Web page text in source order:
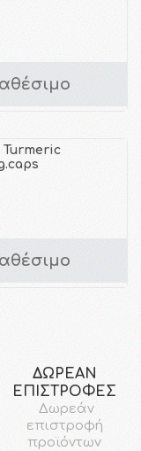
ΔΩΡΕΑΝ
ΕΠΙΣΤΡΟΦΕΣ
Δωρεάν
επιστροφή
προϊόντων